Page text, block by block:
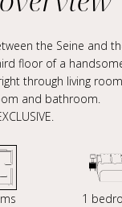
the Seine and
floor of a
through living
and bathroom.
1